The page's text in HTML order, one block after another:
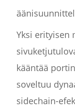
Yksi erityisen
kääntää
soveltuu
sidechain-